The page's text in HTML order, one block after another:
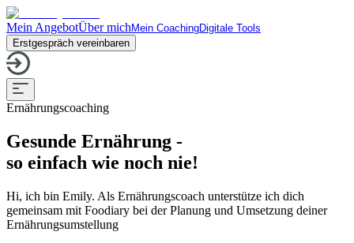
Mein AngebotÜber mich Mein CoachingDigitale Tools
Erstgespräch vereinbaren
Ernährungscoaching
Gesunde Ernährung -
so einfach wie noch nie!
Hi, ich bin Emily. Als Ernährungscoach unterstütze ich dich
gemeinsam mit Foodiary bei der Planung und Umsetzung deiner
Ernährungsumstellung